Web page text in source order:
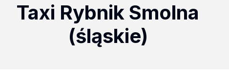
Taxi Rybnik Smolna
(śląskie)